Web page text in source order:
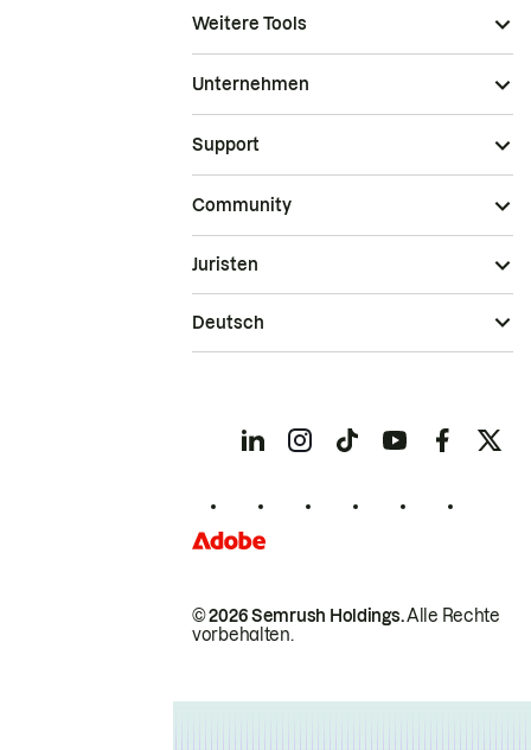
Weitere Tools
Unternehmen
Support
Community
© 2026 Semrush Holdings.Alle Rechte
vorbehalten.
Juristen
Deutsch